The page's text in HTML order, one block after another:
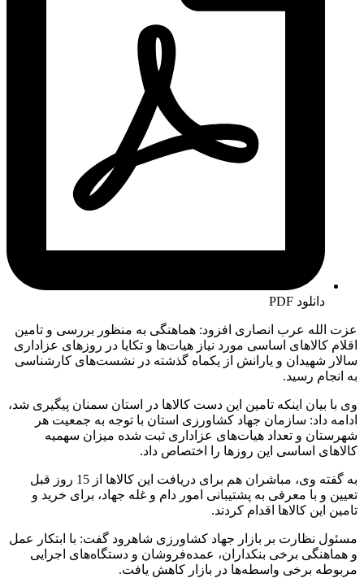
دانلود PDF
عزت الله عرب انصاری افزود: هماهنگی به منظور بررسی و تامین
اقلام کالاهای اساسی مورد نیاز هیات‌ها و تکایا در روزهای عزاداری
سالار شهیدان و یارانش از یکماه گذشته در نشست‌های کارشناسی
به انجام رسید.
وی با بیان اینکه تامین این دست کالاها در استان سمنان پیگیری شد،
ادامه داد: سازمان جهاد کشاورزی استان با توجه به جمعیت هر
شهرستان و تعداد هیات‌های عزاداری ثبت شده میزان سهمیه
کالاهای اساسی این روزها را اختصاص داد.
به گفته وی، مباشران هم برای دریافت این کالاها از 15 روز قبل
تعیین و با معرفی به پشتیبانی امور دام و غله جهاد، برای خرید و
تامین این کالاها اقدام کردند.
مسئول نظارت بر بازار جهاد کشاورزی شاهرود گفت: با ابتکار عمل
و هماهنگی برخی بنکداران، عمده‌فروشان و دستگاه‌های اجرایی
مربوطه برخی واسطه‌ها در بازار کاهش یافت.